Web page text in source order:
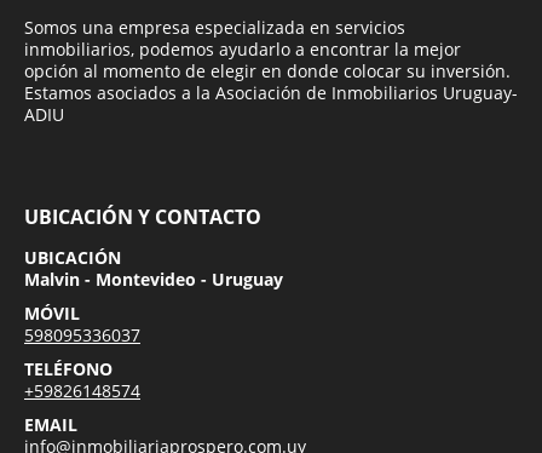
Somos una empresa especializada en servicios
inmobiliarios, podemos ayudarlo a encontrar la mejor
opción al momento de elegir en donde colocar su inversión.
Estamos asociados a la Asociación de Inmobiliarios Uruguay-
ADIU
UBICACIÓN Y CONTACTO
UBICACIÓN
Malvin - Montevideo - Uruguay
MÓVIL
598095336037
TELÉFONO
+59826148574
EMAIL
info@inmobiliariaprospero.com.uy